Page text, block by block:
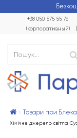
+38 050 575 55 76
(корпоративный)
Товари при
Хімічне джерело світла